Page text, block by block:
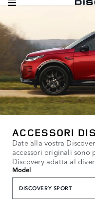
ACCESSORI
Date alla vostra
accessori originali sono
Discovery adatta al
Model
DISCOVERY SPORT